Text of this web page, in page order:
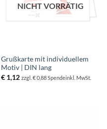
NICHT VORRÄTIG
Grußkarte mit individuellem
Motiv | DIN lang
€1,12 zzgl. € 0,88 Spendeinkl. MwSt.